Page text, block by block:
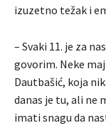
izuzetno težak i
– Svaki 11. je za
govorim. Neke
Dautbašić, koja
danas je tu, ali ne
imati snagu da